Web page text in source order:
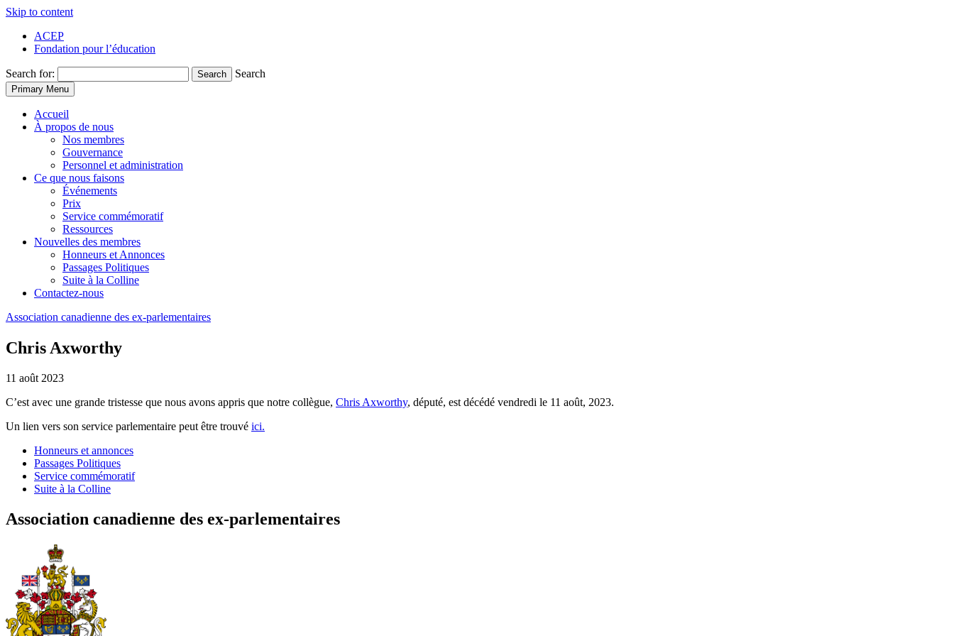
Skip to content
ACEP
Fondation pour l’éducation
Search for: Search Search
Primary Menu
Accueil
À propos de nous
Nos membres
Gouvernance
Personnel et administration
Ce que nous faisons
Événements
Prix
Service commémoratif
Ressources
Nouvelles des membres
Honneurs et Annonces
Passages Politiques
Suite à la Colline
Contactez-nous
Association canadienne des ex-parlementaires
Chris Axworthy
11 août 2023
C’est avec une grande tristesse que nous avons appris que notre collègue, Chris Axworthy, député, est décédé vendredi le 11 août, 2023.
Un lien vers son service parlementaire peut être trouvé ici.
Honneurs et annonces
Passages Politiques
Service commémoratif
Suite à la Colline
Association canadienne des ex-parlementaires